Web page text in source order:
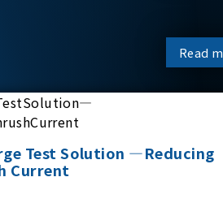
Read
Test Solution —Reducing
Current